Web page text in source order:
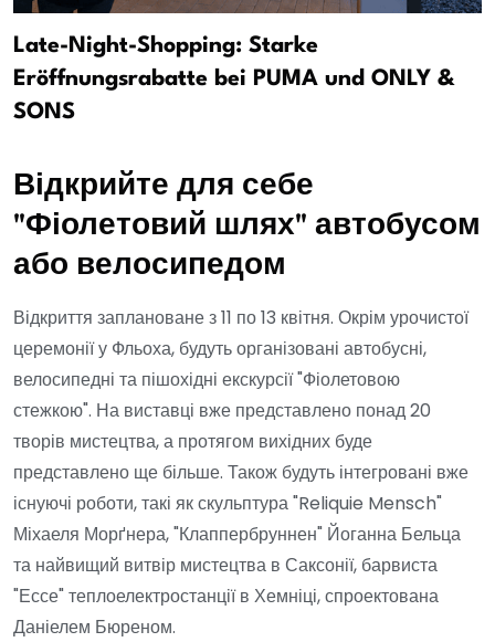
Late-Night-Shopping: Starke
Eröffnungsrabatte bei PUMA und ONLY &
SONS
Відкрийте для себе
"Фіолетовий шлях" автобусом
або велосипедом
Відкриття заплановане з 11 по 13 квітня. Окрім урочистої
церемонії у Фльоха, будуть організовані автобусні,
велосипедні та пішохідні екскурсії "Фіолетовою
стежкою". На виставці вже представлено понад 20
творів мистецтва, а протягом вихідних буде
представлено ще більше. Також будуть інтегровані вже
існуючі роботи, такі як скульптура "Reliquie Mensch"
Міхаеля Морґнера, "Клаппербруннен" Йоганна Бельца
та найвищий витвір мистецтва в Саксонії, барвиста
"Ессе" теплоелектростанції в Хемніці, спроектована
Даніелем Бюреном.